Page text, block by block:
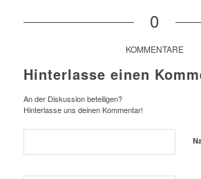
0
KOMMENTARE
Hinterlasse einen
An der Diskussion beteiligen?
Hinterlasse uns deinen Kommentar!